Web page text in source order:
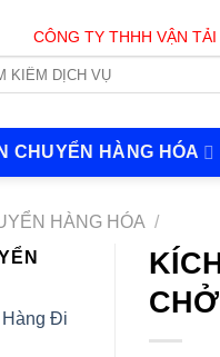
TY THHH VẬN TẢI VÀ
CHUYỂN HÀNG HÓA
HÀNG HÓA /
Đi